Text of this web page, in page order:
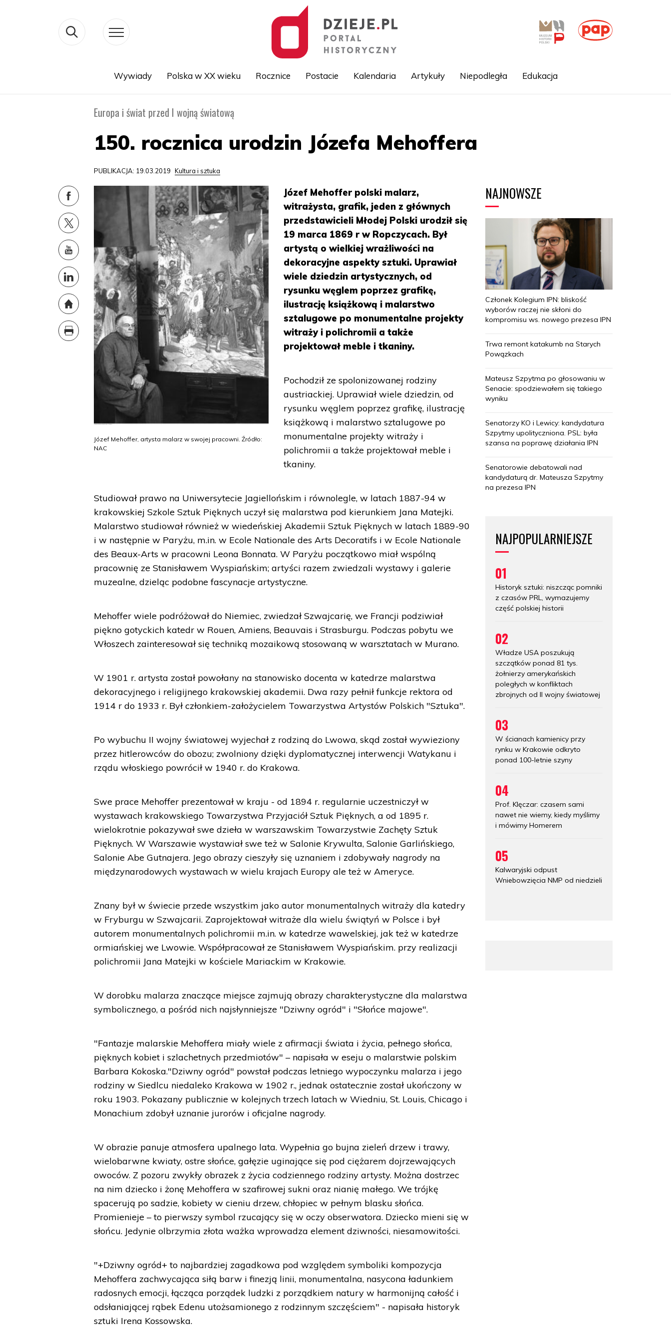
Wywiady Polska w XX wieku Rocznice Postacie Kalendaria Artykuły Niepodległa Edukacja
Europa i świat przed I wojną światową
150. rocznica urodzin Józefa Mehoffera
PUBLIKACJA: 19.03.2019 Kultura i sztuka
Józef Mehoffer, artysta malarz w swojej pracowni. Źródło:
NAC
Józef Mehoffer polski malarz,
witrażysta, grafik, jeden z głównych
przedstawicieli Młodej Polski urodził się
19 marca 1869 r w Ropczycach. Był
artystą o wielkiej wrażliwości na
dekoracyjne aspekty sztuki. Uprawiał
wiele dziedzin artystycznych, od
rysunku węglem poprzez grafikę,
ilustrację książkową i malarstwo
sztalugowe po monumentalne projekty
witraży i polichromii a także
projektował meble i tkaniny.
Pochodził ze spolonizowanej rodziny
austriackiej. Uprawiał wiele dziedzin, od
rysunku węglem poprzez grafikę, ilustrację
książkową i malarstwo sztalugowe po
monumentalne projekty witraży i
polichromii a także projektował meble i
tkaniny.
Studiował prawo na Uniwersytecie Jagiellońskim i równolegle, w latach 1887-94 w
krakowskiej Szkole Sztuk Pięknych uczył się malarstwa pod kierunkiem Jana Matejki.
Malarstwo studiował również w wiedeńskiej Akademii Sztuk Pięknych w latach 1889-90
i w następnie w Paryżu, m.in. w Ecole Nationale des Arts Decoratifs i w Ecole Nationale
des Beaux-Arts w pracowni Leona Bonnata. W Paryżu początkowo miał wspólną
pracownię ze Stanisławem Wyspiańskim; artyści razem zwiedzali wystawy i galerie
muzealne, dzieląc podobne fascynacje artystyczne.
Mehoffer wiele podróżował do Niemiec, zwiedzał Szwajcarię, we Francji podziwiał
piękno gotyckich katedr w Rouen, Amiens, Beauvais i Strasburgu. Podczas pobytu we
Włoszech zainteresował się techniką mozaikową stosowaną w warsztatach w Murano.
W 1901 r. artysta został powołany na stanowisko docenta w katedrze malarstwa
dekoracyjnego i religijnego krakowskiej akademii. Dwa razy pełnił funkcje rektora od
1914 r do 1933 r. Był członkiem-założycielem Towarzystwa Artystów Polskich "Sztuka".
Po wybuchu II wojny światowej wyjechał z rodziną do Lwowa, skąd został wywieziony
przez hitlerowców do obozu; zwolniony dzięki dyplomatycznej interwencji Watykanu i
rządu włoskiego powrócił w 1940 r. do Krakowa.
Swe prace Mehoffer prezentował w kraju - od 1894 r. regularnie uczestniczył w
wystawach krakowskiego Towarzystwa Przyjaciół Sztuk Pięknych, a od 1895 r.
wielokrotnie pokazywał swe dzieła w warszawskim Towarzystwie Zachęty Sztuk
Pięknych. W Warszawie wystawiał swe też w Salonie Krywulta, Salonie Garlińskiego,
Salonie Abe Gutnajera. Jego obrazy cieszyły się uznaniem i zdobywały nagrody na
międzynarodowych wystawach w wielu krajach Europy ale też w Ameryce.
Znany był w świecie przede wszystkim jako autor monumentalnych witraży dla katedry
w Fryburgu w Szwajcarii. Zaprojektował witraże dla wielu świątyń w Polsce i był
autorem monumentalnych polichromii m.in. w katedrze wawelskiej, jak też w katedrze
ormiańskiej we Lwowie. Współpracował ze Stanisławem Wyspiańskim. przy realizacji
polichromii Jana Matejki w kościele Mariackim w Krakowie.
W dorobku malarza znaczące miejsce zajmują obrazy charakterystyczne dla malarstwa
symbolicznego, a pośród nich najsłynniejsze "Dziwny ogród" i "Słońce majowe".
"Fantazje malarskie Mehoffera miały wiele z afirmacji świata i życia, pełnego słońca,
pięknych kobiet i szlachetnych przedmiotów" – napisała w eseju o malarstwie polskim
Barbara Kokoska."Dziwny ogród" powstał podczas letniego wypoczynku malarza i jego
rodziny w Siedlcu niedaleko Krakowa w 1902 r., jednak ostatecznie został ukończony w
roku 1903. Pokazany publicznie w kolejnych trzech latach w Wiedniu, St. Louis, Chicago i
Monachium zdobył uznanie jurorów i oficjalne nagrody.
W obrazie panuje atmosfera upalnego lata. Wypełnia go bujna zieleń drzew i trawy,
wielobarwne kwiaty, ostre słońce, gałęzie uginające się pod ciężarem dojrzewających
owoców. Z pozoru zwykły obrazek z życia codziennego rodziny artysty. Można dostrzec
na nim dziecko i żonę Mehoffera w szafirowej sukni oraz nianię małego. We trójkę
spacerują po sadzie, kobiety w cieniu drzew, chłopiec w pełnym blasku słońca.
Promienieje – to pierwszy symbol rzucający się w oczy obserwatora. Dziecko mieni się w
słońcu. Jedynie olbrzymia złota ważka wprowadza element dziwności, niesamowitości.
"+Dziwny ogród+ to najbardziej zagadkowa pod względem symboliki kompozycja
Mehoffera zachwycająca siłą barw i finezją linii, monumentalna, nasycona ładunkiem
radosnych emocji, łącząca porządek ludzki z porządkiem natury w harmonijną całość i
odsłaniającej rąbek Edenu utożsamionego z rodzinnym szczęściem" - napisała historyk
sztuki Irena Kossowska.
NAJNOWSZE
Członek Kolegium IPN: bliskość
wyborów raczej nie skłoni do
kompromisu ws. nowego prezesa IPN
Trwa remont katakumb na Starych
Powązkach
Mateusz Szpytma po głosowaniu w
Senacie: spodziewałem się takiego
wyniku
Senatorzy KO i Lewicy: kandydatura
Szpytmy upolityczniona. PSL: była
szansa na poprawę działania IPN
Senatorowie debatowali nad
kandydaturą dr. Mateusza Szpytmy
na prezesa IPN
NAJPOPULARNIEJSZE
01
Historyk sztuki: niszcząc pomniki
z czasów PRL, wymazujemy
część polskiej historii
02
Władze USA poszukują
szczątków ponad 81 tys.
żołnierzy amerykańskich
poległych w konfliktach
zbrojnych od II wojny światowej
03
W ścianach kamienicy przy
rynku w Krakowie odkryto
ponad 100-letnie szyny
04
Prof. Klęczar: czasem sami
nawet nie wiemy, kiedy myślimy
i mówimy Homerem
05
Kalwaryjski odpust
Wniebowzięcia NMP od niedzieli